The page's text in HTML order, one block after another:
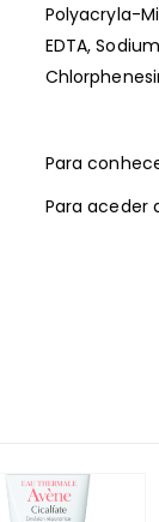
Polyacryla-
EDTA,
Para
Para aceder